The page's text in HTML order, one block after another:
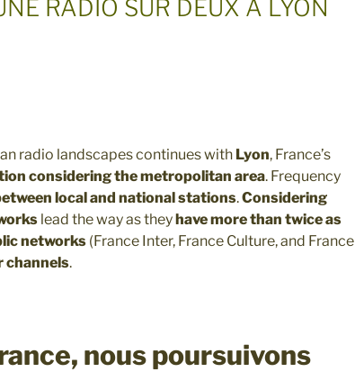
RADIO SUR DEUX À LYON
radio landscapes continues with Lyon, France’s
considering the metropolitan area. Frequency
local and national stations.Considering
lead the way as theyhave more than twice as
networks (France Inter, France Culture, and France
channels.
nous poursuivons